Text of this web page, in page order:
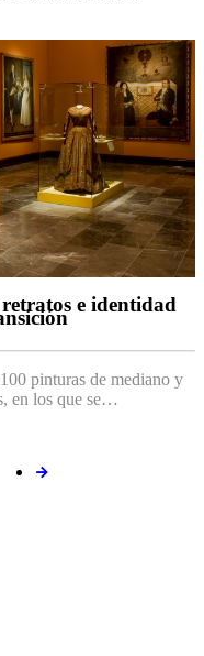
e identidad
pinturas de mediano y
en los que se…